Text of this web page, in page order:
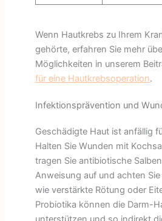
Wenn Hautkrebs zu Ihrem
gehörte, erfahren Sie mehr
Möglichkeiten in unserem
für eine Hautkrebsoperation.
Infektionsprävention und
Geschädigte Haut ist anfällig
Halten Sie Wunden mit
tragen Sie antibiotische
Anweisung auf und achten
wie verstärkte Rötung oder
Probiotika können die Darm-